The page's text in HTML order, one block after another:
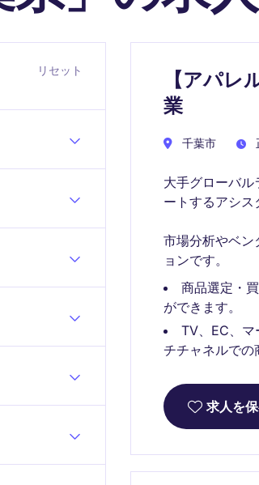
リセット
【アパ
業
千葉市
大手グローバ
ートするアシス
市場分析やベン
ョンです。
商品選定・
ができます。
TV、EC、マ
チチャネルでの
求人を